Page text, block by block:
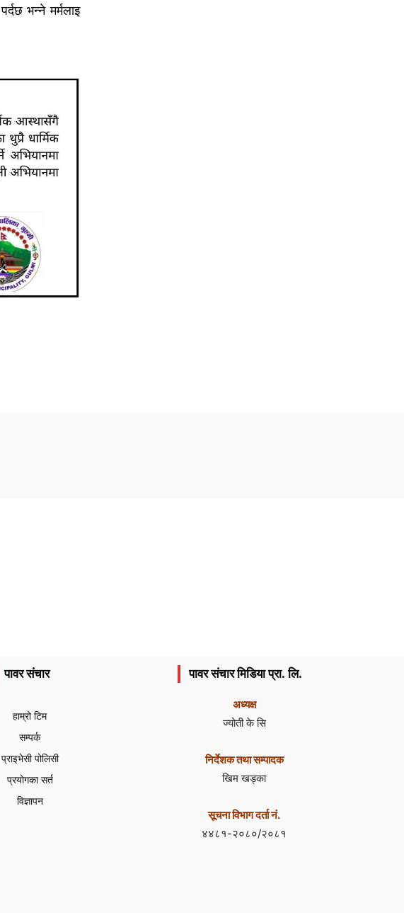
पर्दछ भन्ने मर्मलाइ
पावर संचार
हाम्रो टिम
सम्पर्क
प्राइभेसी पोलिसी
प्रयोगका सर्त
विज्ञापन
पावर संचार मिडिया प्रा. लि.
अध्यक्ष
ज्योती के सि
निर्देशक तथा सम्पादक
खिम खड्का
सूचना विभाग दर्ता नं.
४४८१-२०८०/२०८१